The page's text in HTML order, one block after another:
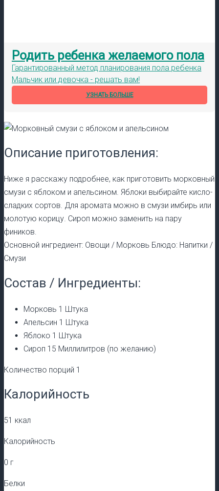
Родить ребенка желаемого пола
Гарантированный метод планирования пола ребенка
Мальчик или девочка - решать вам!
УЗНАТЬ БОЛЬШЕ
Описание приготовления:
Ниже я расскажу подробнее, как приготовить морковный
смузи с яблоком и апельсином. Яблоки выбирайте кисло-
сладких сортов. Для аромата можно в смузи имбирь или
молотую корицу. Сироп можно заменить на пару
фиников.
Основной ингредиент: Овощи / Морковь Блюдо: Напитки /
Смузи
Состав / Ингредиенты:
Морковь 1 Штука
Апельсин 1 Штука
Яблоко 1 Штука
Сироп 15 Миллилитров (по желанию)
Количество порций 1
Калорийность
51 ккал
Калорийность
0 г
Белки